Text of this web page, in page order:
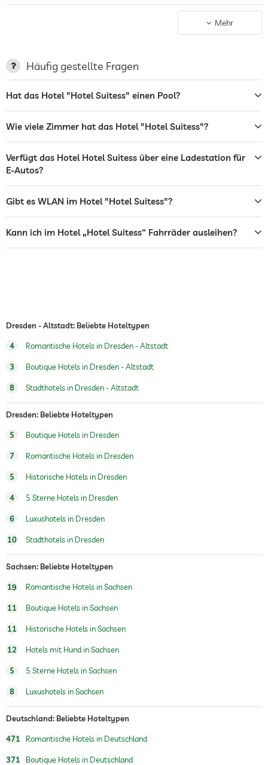
Ladestation für Elektroautos
Wäscheservice
Bar
Restaurant
Zimmerservice
Frühstück Frühstück auf dem Zimmer
Fahrradverleih Gegen Gebühr
Whirlpool Gegen Gebühr
Fitnessraum
Sauna
Massageangebot
Wellnessmassagen
Wellnessbereich
Mehr
Häufig gestellte Fragen
Hat das Hotel "Hotel Suitess" einen Pool?
Wie viele Zimmer hat das Hotel "Hotel Suitess"?
Verfügt das Hotel Hotel Suitess über eine Ladestation für
E-Autos?
Gibt es WLAN im Hotel "Hotel Suitess"?
Kann ich im Hotel „Hotel Suitess“ Fahrräder ausleihen?
Dresden - Altstadt: Beliebte Hoteltypen
4 Romantische Hotels in Dresden - Altstadt
3 Boutique Hotels in Dresden - Altstadt
8 Stadthotels in Dresden - Altstadt
Dresden: Beliebte Hoteltypen
5 Boutique Hotels in Dresden
7 Romantische Hotels in Dresden
5 Historische Hotels in Dresden
4 5 Sterne Hotels in Dresden
6 Luxushotels in Dresden
10 Stadthotels in Dresden
Sachsen: Beliebte Hoteltypen
19 Romantische Hotels in Sachsen
11 Boutique Hotels in Sachsen
11 Historische Hotels in Sachsen
12 Hotels mit Hund in Sachsen
5 5 Sterne Hotels in Sachsen
8 Luxushotels in Sachsen
Deutschland: Beliebte Hoteltypen
471 Romantische Hotels in Deutschland
371 Boutique Hotels in Deutschland